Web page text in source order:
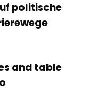
politische
and table